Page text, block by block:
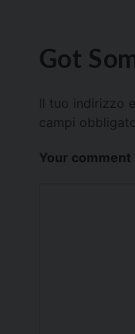
Got
Il tuo indirizzo
campi
Your comment